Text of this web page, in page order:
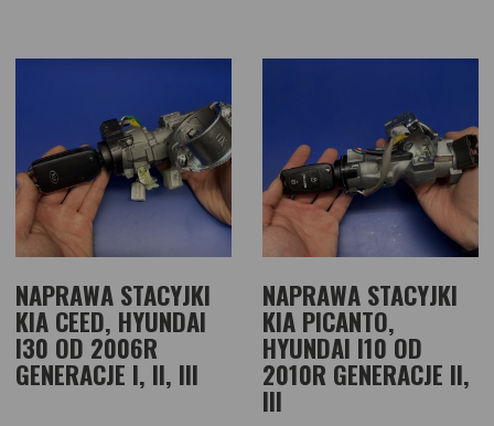
NAPRAWA STACYJKI
KIA CEED, HYUNDAI
I30 OD 2006R
GENERACJE I, II, III
NAPRAWA STACYJKI
KIA PICANTO,
HYUNDAI I10 OD
2010R GENERACJE II,
III